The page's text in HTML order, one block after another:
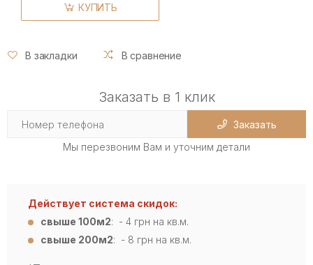
КУПИТЬ
В закладки В сравнение
Заказать в 1 клик
Заказать
Мы перезвоним Вам и уточним детали
Действует система скидок:
свыше 100м2: - 4 грн на кв.м.
свыше 200м2: - 8 грн на кв.м.